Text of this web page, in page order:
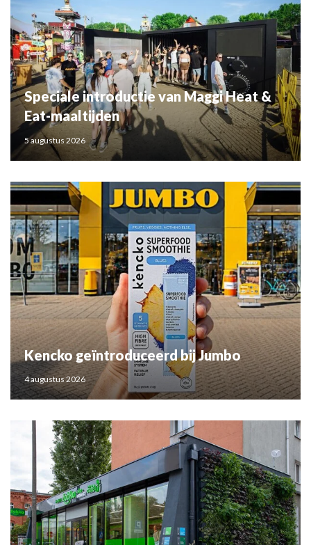
Speciale introductie van Maggi Heat &
Eat-maaltijden
5 augustus 2026
Kencko geïntroduceerd bij Jumbo
4 augustus 2026